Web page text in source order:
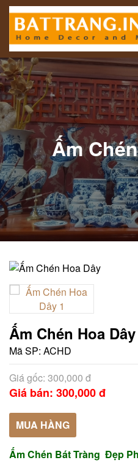
Ấm
Ấm Chén Hoa Dây
Mã SP: ACHD
Giá gốc: 300,000 đ
Giá bán: 300,000 đ
MUA HÀNG
Ấm Chén Bát Tràng Đẹp